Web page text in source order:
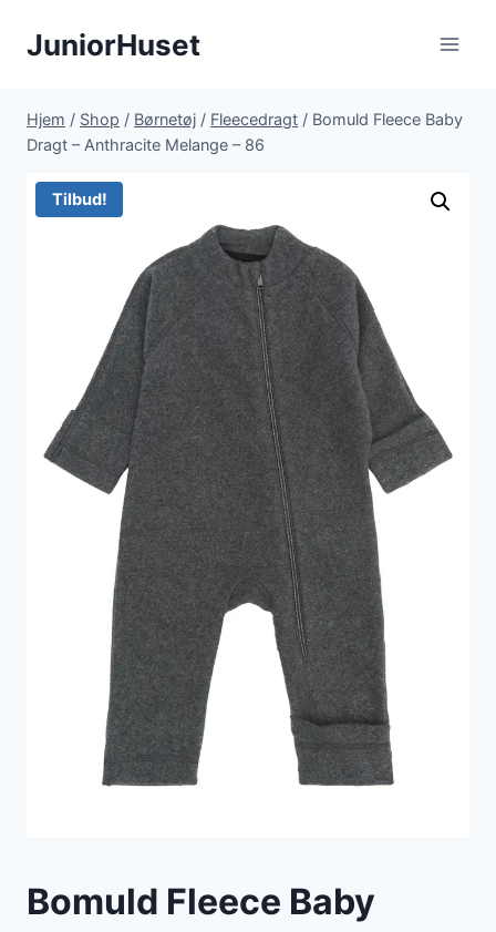
JuniorHuset
Hjem / Shop / Børnetøj / Fleecedragt / Bomuld Fleece Baby
Dragt – Anthracite Melange – 86
Tilbud!
Bomuld Fleece Baby